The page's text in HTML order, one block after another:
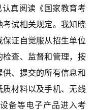
真阅读《国家教育考
试相关规定。我知晓
证自觉服从招生单位
查、监督和管理，按
、提交的所有信息和
材料以及手机、无线
备等电子产品进入考